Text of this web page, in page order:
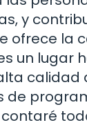
y
ofrece la
un lugar
calidad
de